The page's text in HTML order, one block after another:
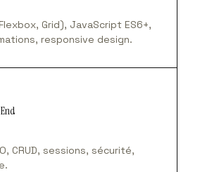
Grid), JavaScript ES6+,
responsive design.
CRUD, sessions, sécurité,